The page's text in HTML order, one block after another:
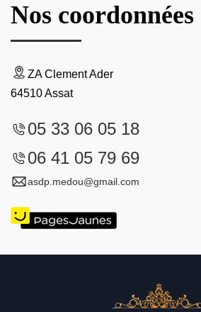
Nos coordonnées
ZA Clement Ader
64510 Assat
05 33 06 05 18
06 41 05 79 69
asdp.medou@gmail.com